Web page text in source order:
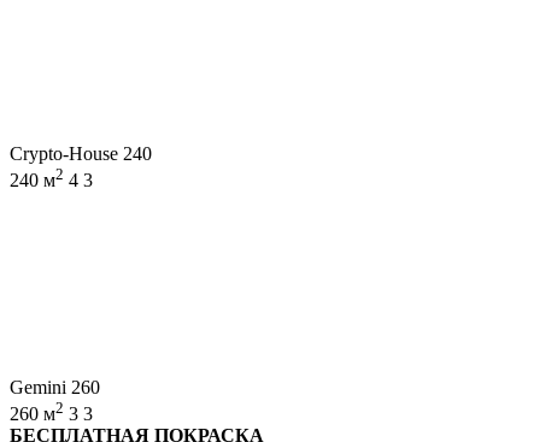
Crypto-House 240
240 м2 4 3
Gemini 260
260 м2 3 3
БЕСПЛАТНАЯ ПОКРАСКА